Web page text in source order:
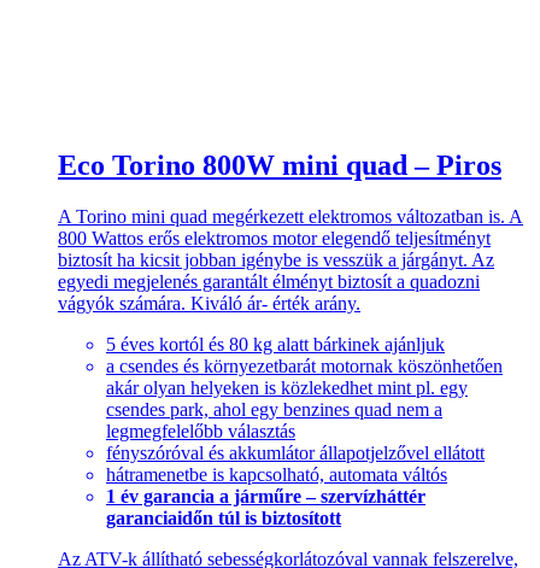
Eco Torino 800W mini quad – Piros
A Torino mini quad megérkezett elektromos változatban is. A
800 Wattos erős elektromos motor elegendő teljesítményt
biztosít ha kicsit jobban igénybe is vesszük a járgányt. Az
egyedi megjelenés garantált élményt biztosít a quadozni
vágyók számára. Kiváló ár- érték arány.
5 éves kortól és 80 kg alatt bárkinek ajánljuk
a csendes és környezetbarát motornak köszönhetően
akár olyan helyeken is közlekedhet mint pl. egy
csendes park, ahol egy benzines quad nem a
legmegfelelőbb választás
fényszóróval és akkumlátor állapotjelzővel ellátott
hátramenetbe is kapcsolható, automata váltós
1 év garancia a járműre – szervízháttér
garanciaidőn túl is biztosított
Az ATV-k állítható sebességkorlátozóval vannak felszerelve,